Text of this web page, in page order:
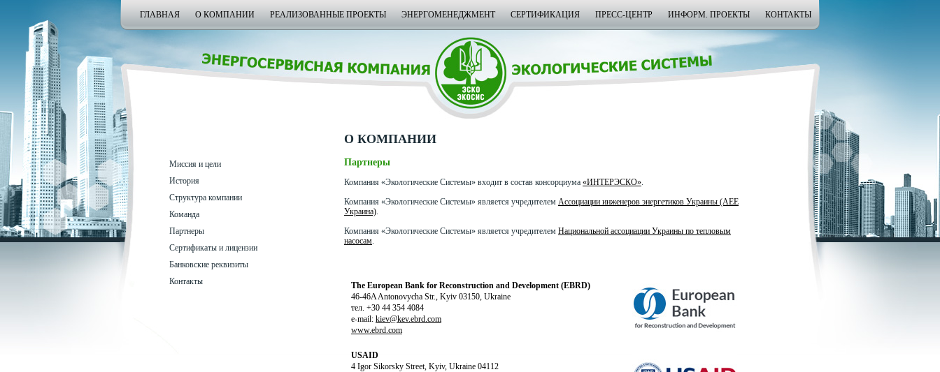
ГЛАВНАЯ О КОМПАНИИ РЕАЛИЗОВАННЫЕ ПРОЕКТЫ ЭНЕРГОМЕНЕДЖМЕНТ СЕРТИФИКАЦИЯ ПРЕСС-ЦЕНТР ИНФОРМ. ПРОЕКТЫ КОНТАКТЫ
Миссия и цели
История
Структура компании
Команда
Партнеры
Сертификаты и лицензии
Банковские реквизиты
Контакты
О КОМПАНИИ
Партнеры
Компания «Экологические Системы» входит в состав консорциума «ИНТЕРЭСКО».
Компания «Экологические Системы» является учредителем Ассоциации инженеров энергетиков Украины (АЕЕ
Украина).
Компания «Экологические Системы» является учредителем Национальной ассоциации Украины по тепловым
насосам.
The European Bank for Reconstruction and Development (EBRD)
46-46A Antonovycha Str., Kyiv 03150, Ukraine
тел. +30 44 354 4084
e-mail: kiev@kev.ebrd.com
www.ebrd.com
USAID
4 Igor Sikorsky Street, Kyiv, Ukraine 04112